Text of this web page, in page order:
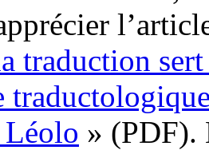
traduction
Léolo » (PDF).